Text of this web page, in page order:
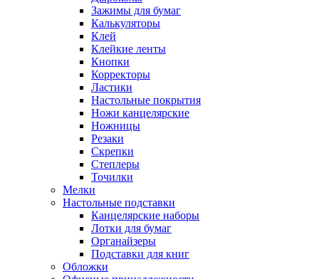
Зажимы для бумаг
Калькуляторы
Клей
Клейкие ленты
Кнопки
Корректоры
Ластики
Настольные покрытия
Ножи канцелярские
Ножницы
Резаки
Скрепки
Степлеры
Точилки
Мелки
Настольные подставки
Канцелярские наборы
Лотки для бумаг
Органайзеры
Подставки для книг
Обложки